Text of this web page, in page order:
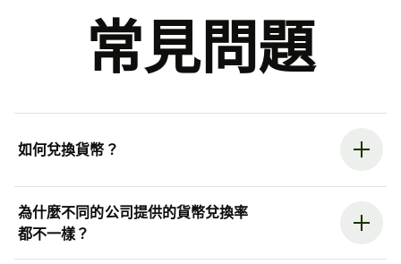
常見問題
如何兌換貨幣？
為什麼不同的公司提供的貨幣兌換率
都不一樣？